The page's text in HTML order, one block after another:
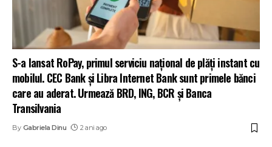
S-a lansat RoPay, primul serviciu național de plăți instant cu
mobilul. CEC Bank și Libra Internet Bank sunt primele bănci
care au aderat. Urmează BRD, ING, BCR și Banca
Transilvania
By Gabriela Dinu 2 ani ago